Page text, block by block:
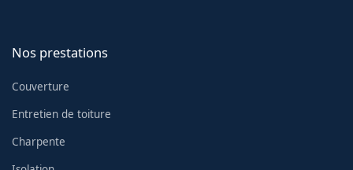
Nos prestations
Couverture
Entretien de toiture
Charpente